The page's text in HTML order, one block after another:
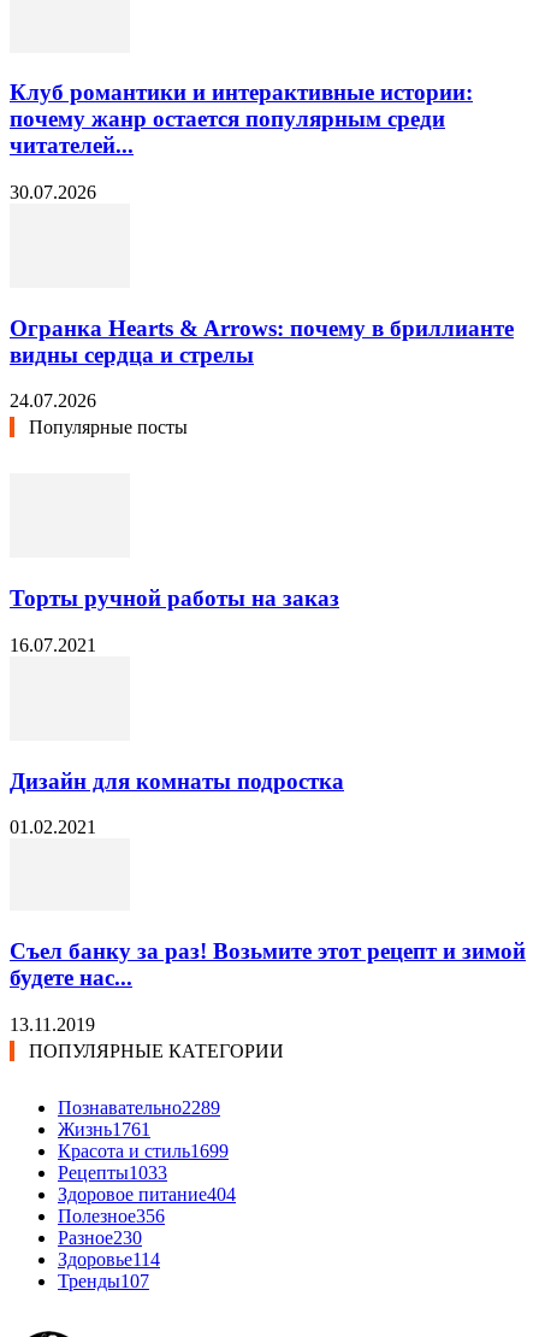
Клуб романтики и интерактивные истории:
почему жанр остается популярным среди
читателей...
30.07.2026
Огранка Hearts & Arrows: почему в бриллианте
видны сердца и стрелы
24.07.2026
Популярные посты
Торты ручной работы на заказ
16.07.2021
Дизайн для комнаты подростка
01.02.2021
Съел банку за раз! Возьмите этот рецепт и зимой
будете нас...
13.11.2019
ПОПУЛЯРНЫЕ КАТЕГОРИИ
Познавательно2289
Жизнь1761
Красота и стиль1699
Рецепты1033
Здоровое питание404
Полезное356
Разное230
Здоровье114
Тренды107